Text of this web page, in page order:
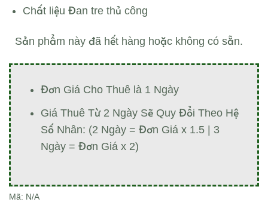
Chất liệu Đan tre thủ công
Sản phẩm này đã hết hàng hoặc không có sẵn.
Đơn Giá Cho Thuê là 1 Ngày
Giá Thuê Từ 2 Ngày Sẽ Quy Đổi Theo Hệ
Số Nhân: (2 Ngày = Đơn Giá x 1.5 | 3
Ngày = Đơn Giá x 2)
Mã: N/A